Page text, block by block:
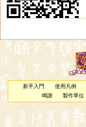
新手入門 使用凡例
鳴謝
製作單位